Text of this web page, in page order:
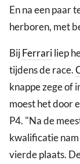
En na een paar
herboren, met
BijFerrariliep
tijdens de race.
knappe zege of
moest het door
P4. "Na de
kwalificatie
vierde plaats.